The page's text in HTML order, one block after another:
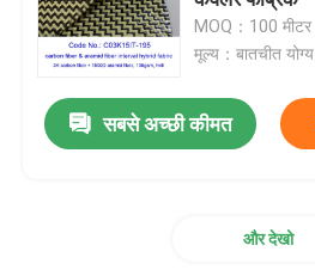
कार्बन फाइबर फैब्रिक
अराम फाइबर फैब्रिक
MOQ：100 मीटर
मूल्य：बातचीत योग्य
सबसे अच्छी कीमत
और देखो